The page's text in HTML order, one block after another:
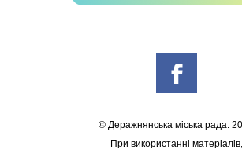
© Деражнянська міська рада.
При використанні матеріалів,